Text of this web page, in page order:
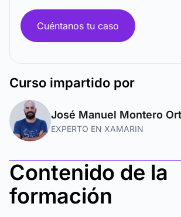
Cuéntanos tu caso
Curso impartido por
José Manuel Montero
EXPERTO EN XAMARIN
Contenido de la
formación